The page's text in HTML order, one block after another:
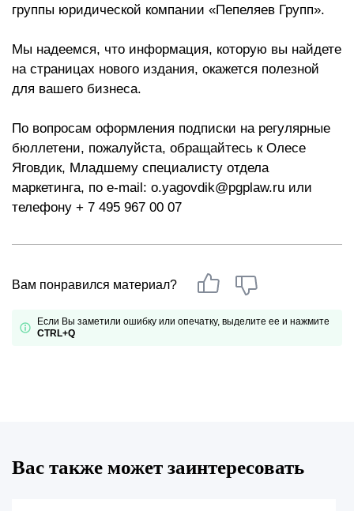
группы юридической компании «Пепеляев Групп».
Мы надеемся, что информация, которую вы найдете
на страницах нового издания, окажется полезной
для вашего бизнеса.
По вопросам оформления подписки на регулярные
бюллетени, пожалуйста, обращайтесь к Олесе
Яговдик, Младшему специалисту отдела
маркетинга, по e-mail: o.yagovdik@pgplaw.ru или
телефону + 7 495 967 00 07
Вам понравился материал?
Если Вы заметили ошибку или опечатку, выделите ее и нажмите
CTRL+Q
Вас также может заинтересовать